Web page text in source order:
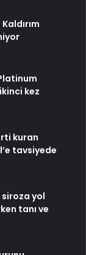
kez
kuran
tavsiyede
siroza yol
tanı ve